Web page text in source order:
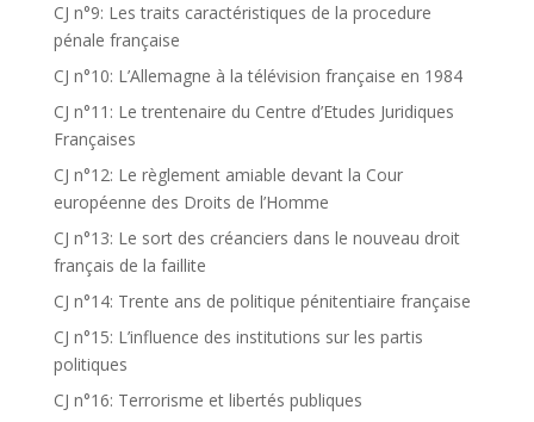
CJ n°9: Les traits caractéristiques de la procedure
pénale française
CJ n°10: L’Allemagne à la télévision française en 1984
CJ n°11: Le trentenaire du Centre d’Etudes Juridiques
Françaises
CJ n°12: Le règlement amiable devant la Cour
européenne des Droits de l’Homme
CJ n°13: Le sort des créanciers dans le nouveau droit
français de la faillite
CJ n°14: Trente ans de politique pénitentiaire française
CJ n°15: L’influence des institutions sur les partis
politiques
CJ n°16: Terrorisme et libertés publiques